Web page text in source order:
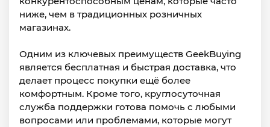
ниже, чем в традиционных розничных
магазинах.
Одним из ключевых преимуществ GeekBuying
является бесплатная и быстрая доставка, что
делает процесс покупки ещё более
комфортным. Кроме того, круглосуточная
служба поддержки готова помочь с любыми
вопросами или проблемами, которые могут